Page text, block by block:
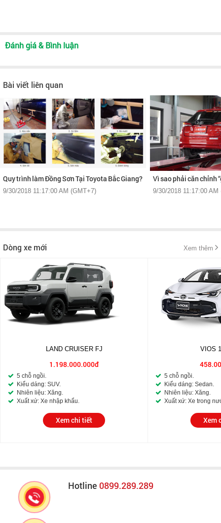
Đánh giá & Bình luận
Bài viết liên quan
Quy trình làm Đồng Sơn Tại Toyota Bắc Giang?
9/30/2018 11:17:00 AM (GMT+7)
Vì sao phải căn chỉnh
9/30/2018 11:17:00 AM
Dòng xe mới Xem thêm
LAND CRUISER FJ
1.198.000.000đ
5 chỗ ngồi.
Kiểu dáng: SUV.
Nhiên liệu: Xăng.
Xuất xứ: Xe nhập khẩu.
Xem chi tiết
VIOS
5 chỗ ngồi.
Kiểu dáng: Sedan.
Nhiên liệu: Xăng.
Xuất xứ: Xe trong
Xem
Hotline 0899.289.289